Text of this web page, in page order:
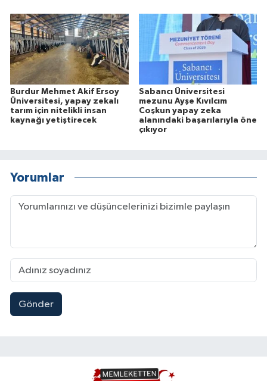
Burdur Mehmet Akif Ersoy
Üniversitesi, yapay zekalı
tarım için nitelikli insan
kaynağı yetiştirecek
Sabancı Üniversitesi
mezunu Ayşe Kıvılcım
Coşkun yapay zeka
alanındaki başarılarıyla öne
çıkıyor
Yorumlar
Gönder